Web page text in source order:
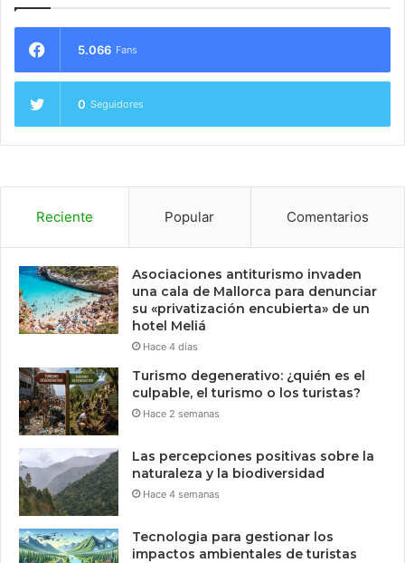
5.066 Fans
0 Seguidores
Reciente Popular Comentarios
Asociaciones antiturismo invaden
una cala de Mallorca para denunciar
su «privatización encubierta» de un
hotel Meliá
Hace 4 días
Turismo degenerativo: ¿quién es el
culpable, el turismo o los turistas?
Hace 2 semanas
Las percepciones positivas sobre la
naturaleza y la biodiversidad
Hace 4 semanas
Tecnologia para gestionar los
impactos ambientales de turistas